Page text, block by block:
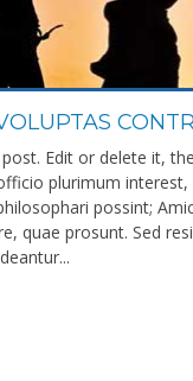
Edit or delete it,
plurimum
possint;
quae prosunt. Sed